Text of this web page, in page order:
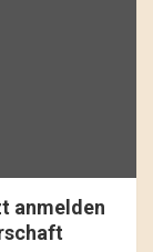
anmelden